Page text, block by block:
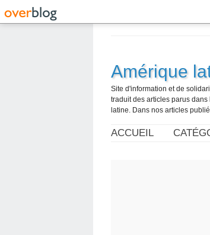
Amérique
Site d'information et de
traduit des articles parus
latine. Dans nos articles
ACCUEIL